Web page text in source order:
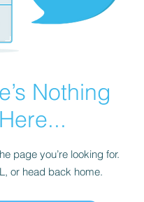
Nothing
Here...
page you’re looking for.
or head back home.